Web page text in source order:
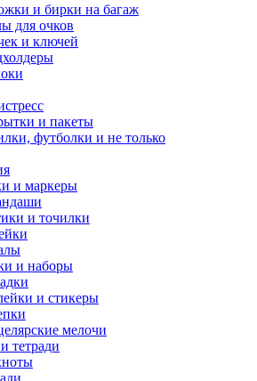
и бирки на багаж
для очков
и ключей
и пакеты
футболки и не только
и маркеры
и точилки
и наборы
и стикеры
мелочи
тетради